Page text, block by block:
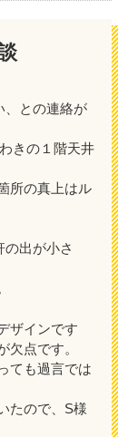
、との連絡が
きの１階天井
所の真上はル
出が小さ
ザインです
欠点です。
ても過言では
たので、S様